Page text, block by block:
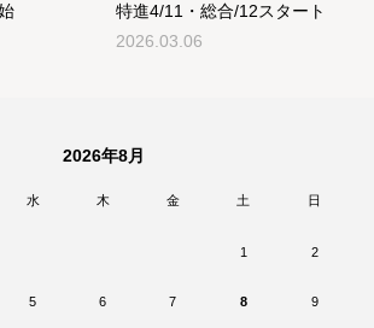
特進4/11・総合/12スタート
2026.03.06
2026年8月
水 木 金 土 日
1 2
5 6 7 8 9